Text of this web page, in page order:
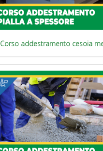
Corso addestramento cesoia